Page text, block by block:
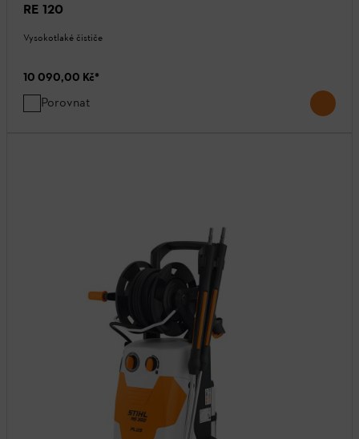
RE 120
Vysokotlaké čističe
10 090,00 Kč*
Porovnat